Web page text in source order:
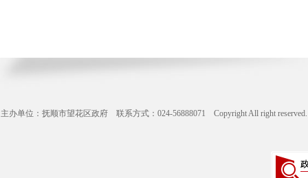
主办单位：抚顺市望花区政府 联系方式：024-56888071 Copyright All right